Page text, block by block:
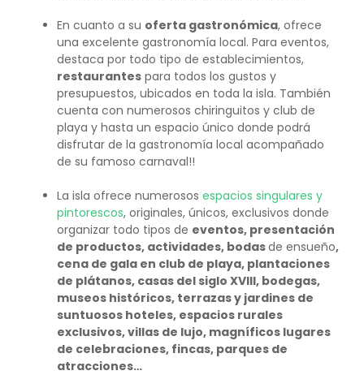
En cuanto a su oferta gastronómica, ofrece
una excelente gastronomía local. Para eventos,
destaca por todo tipo de establecimientos,
restaurantes para todos los gustos y
presupuestos, ubicados en toda la isla. También
cuenta con numerosos chiringuitos y club de
playa y hasta un espacio único donde podrá
disfrutar de la gastronomía local acompañado
de su famoso carnaval!!
La isla ofrece numerosos espacios singulares y
pintorescos, originales, únicos, exclusivos donde
organizar todo tipos de eventos, presentación
de productos, actividades, bodasde ensueño,
cena de gala en club de playa, plantaciones
de plátanos, casas del siglo XVIII, bodegas,
museos históricos, terrazas y jardines de
suntuosos hoteles, espacios rurales
exclusivos, villas de lujo, magníficos lugares
de celebraciones, fincas, parques de
atracciones…